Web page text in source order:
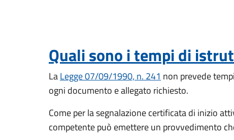
Quali sono i tempi di
LaLegge 07/09/1990, n. 241 non prevede
ogni documento e allegato richiesto.
Come per la segnalazione certificata di inizio
competente può emettere un provvedimento